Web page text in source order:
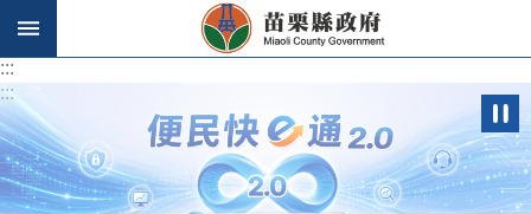
跳到主要內容區塊
:::
:::